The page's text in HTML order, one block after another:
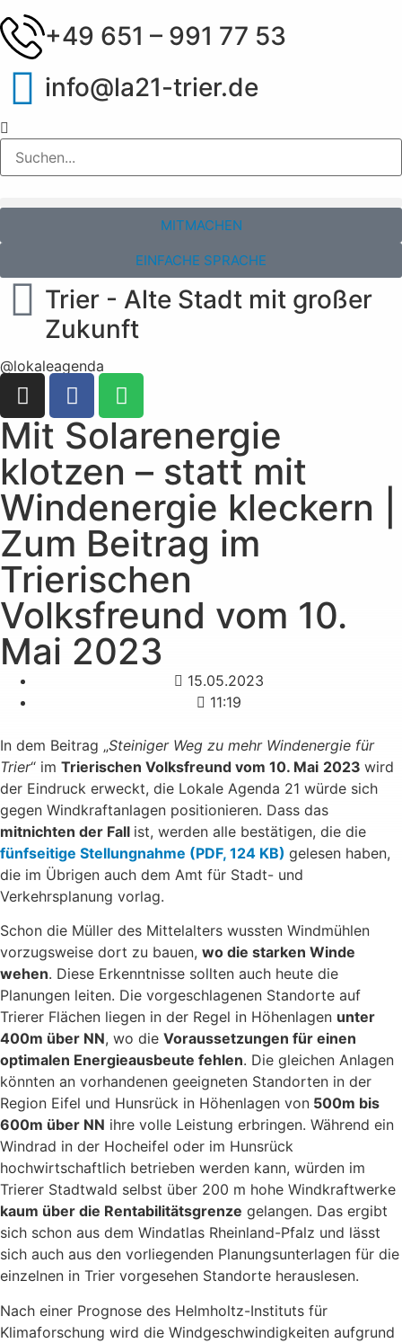
+49 651 – 991 77 53
info@la21-trier.de
MITMACHEN
EINFACHE SPRACHE
Trier - Alte Stadt mit großer
Zukunft
@lokaleagenda
Mit Solarenergie
klotzen – statt mit
Windenergie kleckern |
Zum Beitrag im
Trierischen
Volksfreund vom 10.
Mai 2023
15.05.2023
11:19
In dem Beitrag „Steiniger Weg zu mehr Windenergie für
Trier“ im Trierischen Volksfreund vom 10. Mai 2023 wird
der Eindruck erweckt, die Lokale Agenda 21 würde sich
gegen Windkraftanlagen positionieren. Dass das
mitnichten der Fall ist, werden alle bestätigen, die die
fünfseitige Stellungnahme (PDF, 124 KB) gelesen haben,
die im Übrigen auch dem Amt für Stadt- und
Verkehrsplanung vorlag.
Schon die Müller des Mittelalters wussten Windmühlen
vorzugsweise dort zu bauen, wo die starken Winde
wehen. Diese Erkenntnisse sollten auch heute die
Planungen leiten. Die vorgeschlagenen Standorte auf
Trierer Flächen liegen in der Regel in Höhenlagen unter
400m über NN, wo die Voraussetzungen für einen
optimalen Energieausbeute fehlen. Die gleichen Anlagen
könnten an vorhandenen geeigneten Standorten in der
Region Eifel und Hunsrück in Höhenlagen von 500m bis
600m über NN ihre volle Leistung erbringen. Während ein
Windrad in der Hocheifel oder im Hunsrück
hochwirtschaftlich betrieben werden kann, würden im
Trierer Stadtwald selbst über 200 m hohe Windkraftwerke
kaum über die Rentabilitätsgrenze gelangen. Das ergibt
sich schon aus dem Windatlas Rheinland-Pfalz und lässt
sich auch aus den vorliegenden Planungsunterlagen für die
einzelnen in Trier vorgesehen Standorte herauslesen.
Nach einer Prognose des Helmholtz-Instituts für
Klimaforschung wird die Windgeschwindigkeiten aufgrund